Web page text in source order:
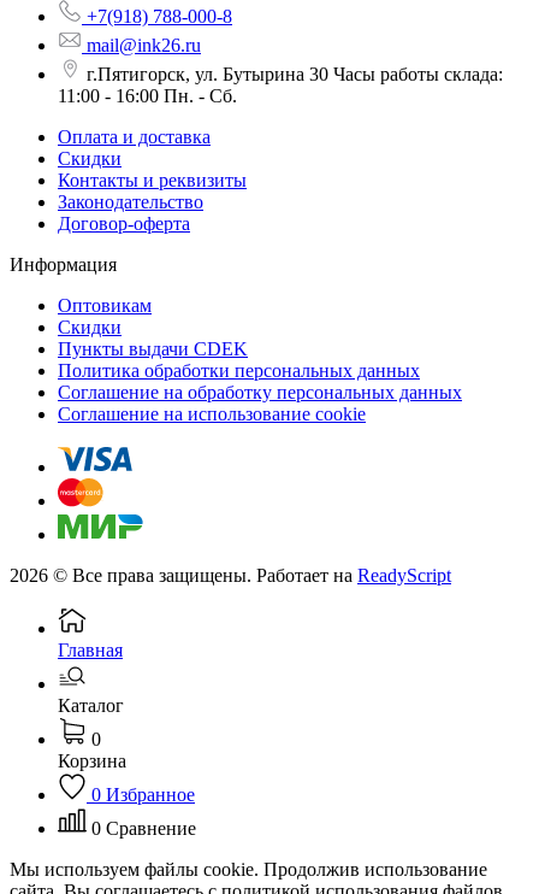
+7(918) 788-000-8
mail@ink26.ru
г.Пятигорск, ул. Бутырина 30 Часы работы склада:
11:00 - 16:00 Пн. - Сб.
Оплата и доставка
Скидки
Контакты и реквизиты
Законодательство
Договор-оферта
Информация
Оптовикам
Скидки
Пункты выдачи CDEK
Политика обработки персональных данных
Соглашение на обработку персональных данных
Соглашение на использование cookie
2026 © Все права защищены. Работает на ReadyScript
Главная
Каталог
0
Корзина
0 Избранное
0 Сравнение
Мы используем файлы cookie. Продолжив использование